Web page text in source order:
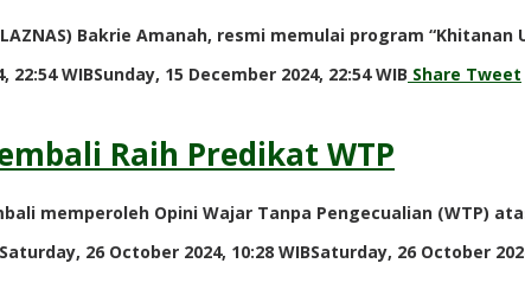
Bakrie Amanah, resmi memulai program
22:54 WIBSunday, 15 December 2024, 22:54 WIB by
Share Tweet
Raih Predikat WTP
memperoleh Opini Wajar Tanpa Pengecualian (WTP)
Saturday, 26 October 2024, 10:28 WIBSaturday, 26 October